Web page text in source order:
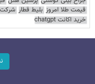
قیمت طلا امروز بلیط قطار شرکت
خرید اکانت chatgpt